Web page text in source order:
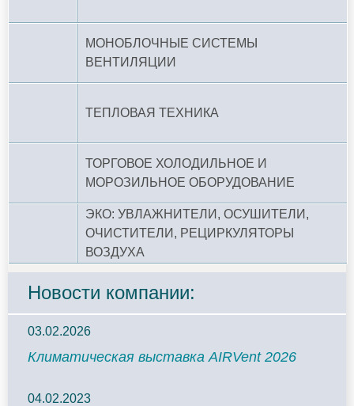
МОНОБЛОЧНЫЕ СИСТЕМЫ
ВЕНТИЛЯЦИИ
ТЕПЛОВАЯ ТЕХНИКА
ТОРГОВОЕ ХОЛОДИЛЬНОЕ И
МОРОЗИЛЬНОЕ ОБОРУДОВАНИЕ
ЭКО: УВЛАЖНИТЕЛИ, ОСУШИТЕЛИ,
ОЧИСТИТЕЛИ, РЕЦИРКУЛЯТОРЫ
ВОЗДУХА
Новости компании:
03.02.2026
Климатическая выставка AIRVent 2026
04.02.2023